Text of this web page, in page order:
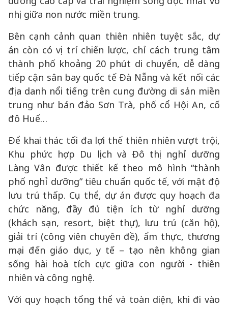
nhị giữa non nước miền trung.
Bên cạnh cảnh quan thiên nhiên tuyệt sắc, dự
án còn có vị trí chiến lược, chỉ cách trung tâm
thành phố khoảng 20 phút di chuyển, dễ dàng
tiếp cận sân bay quốc tế Đà Nẵng và kết nối các
địa danh nổi tiếng trên cung đường di sản miền
trung như bán đảo Sơn Trà, phố cổ Hội An, cố
đô Huế…
Để khai thác tối đa lợi thế thiên nhiên vượt trội,
Khu phức hợp Du lịch và Đô thị nghỉ dưỡng
Làng Vân được thiết kế theo mô hình “thành
phố nghỉ dưỡng” tiêu chuẩn quốc tế, với mật độ
lưu trú thấp. Cụ thể, dự án được quy hoạch đa
chức năng, đầy đủ tiện ích từ nghỉ dưỡng
(khách sạn, resort, biệt thự), lưu trú (căn hộ),
giải trí (công viên chuyên đề), ẩm thực, thương
mại đến giáo dục, y tế – tạo nên không gian
sống hài hoà tích cực giữa con người - thiên
nhiên và công nghệ.
Với quy hoạch tổng thể và toàn diện, khi đi vào